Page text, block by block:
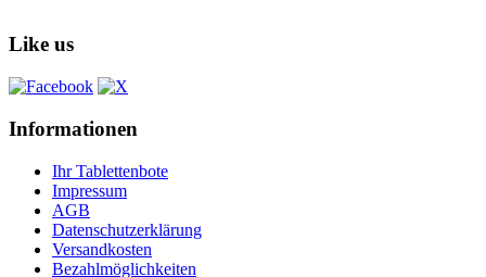
Like us
Informationen
Ihr Tablettenbote
Impressum
AGB
Datenschutzerklärung
Versandkosten
Bezahlmöglichkeiten